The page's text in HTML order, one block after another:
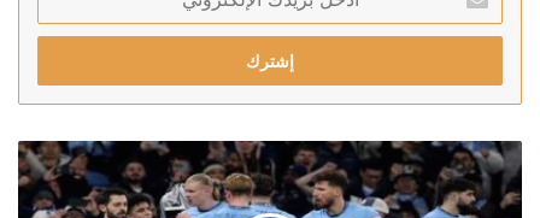
بريدك
الإلكتروني